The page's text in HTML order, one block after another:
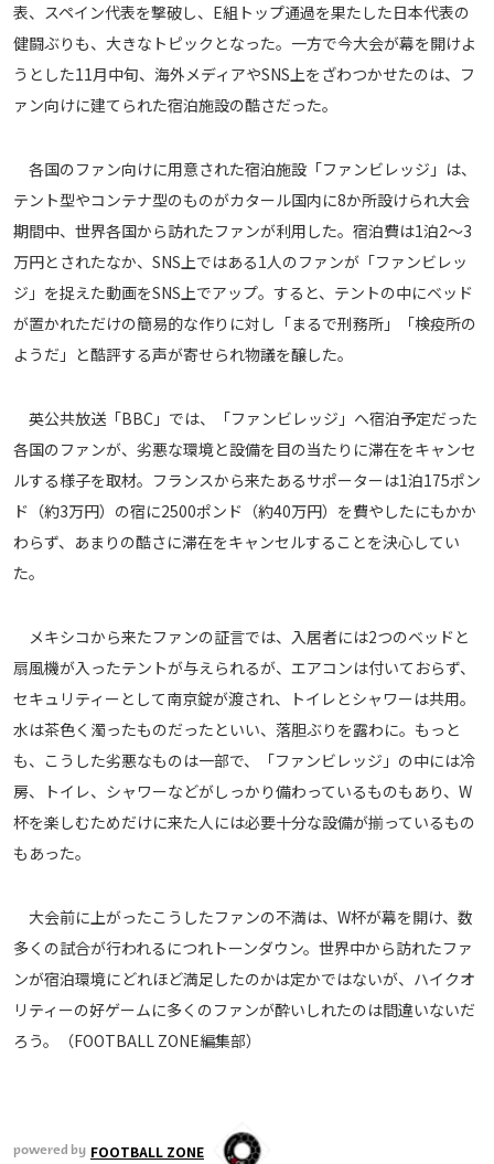
ご利用にあたって
プライバシーポリシー
お問い合わせ
© AbemaTV. Inc. All Rights Reserved.
表、スペイン代表を撃破し、E組トップ通過を果たした日本代表の
健闘ぶりも、大きなトピックとなった。一方で今大会が幕を開けよ
うとした11月中旬、海外メディアやSNS上をざわつかせたのは、フ
ァン向けに建てられた宿泊施設の酷さだった。
各国のファン向けに用意された宿泊施設「ファンビレッジ」は、
テント型やコンテナ型のものがカタール国内に8か所設けられ大会
期間中、世界各国から訪れたファンが利用した。宿泊費は1泊2～3
万円とされたなか、SNS上ではある1人のファンが「ファンビレッ
ジ」を捉えた動画をSNS上でアップ。すると、テントの中にベッド
が置かれただけの簡易的な作りに対し「まるで刑務所」「検疫所の
ようだ」と酷評する声が寄せられ物議を醸した。
英公共放送「BBC」では、「ファンビレッジ」へ宿泊予定だった
各国のファンが、劣悪な環境と設備を目の当たりに滞在をキャンセ
ルする様子を取材。フランスから来たあるサポーターは1泊175ポン
ド（約3万円）の宿に2500ポンド（約40万円）を費やしたにもかか
わらず、あまりの酷さに滞在をキャンセルすることを決心してい
た。
メキシコから来たファンの証言では、入居者には2つのベッドと
扇風機が入ったテントが与えられるが、エアコンは付いておらず、
セキュリティーとして南京錠が渡され、トイレとシャワーは共用。
水は茶色く濁ったものだったといい、落胆ぶりを露わに。もっと
も、こうした劣悪なものは一部で、「ファンビレッジ」の中には冷
房、トイレ、シャワーなどがしっかり備わっているものもあり、W
杯を楽しむためだけに来た人には必要十分な設備が揃っているもの
もあった。
大会前に上がったこうしたファンの不満は、W杯が幕を開け、数
多くの試合が行われるにつれトーンダウン。世界中から訪れたファ
ンが宿泊環境にどれほど満足したのかは定かではないが、ハイクオ
リティーの好ゲームに多くのファンが酔いしれたのは間違いないだ
ろう。（FOOTBALL ZONE編集部）
powered by FOOTBALL ZONE